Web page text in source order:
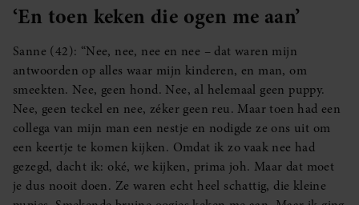
‘En toen keken die ogen me aan’
Sanne (42): “Nee, nee, nee en nee – dat waren mijn
antwoorden op alles waar mijn kinderen, en man, om
smeekten. Nee, geen hond. Nee, al helemaal geen puppy.
Nee, geen teckel en nee, zéker geen reu. Maar toen had een
collega van mijn man een nestje en nodigde ze ons uit om
een keertje te komen kijken. Omdat ik zo vaak nee had
gezegd, dacht ik: oké, we kijken, prima joh. Maar dat moet
je dus nooit doen. Ze waren echt heel schattig, die kleine